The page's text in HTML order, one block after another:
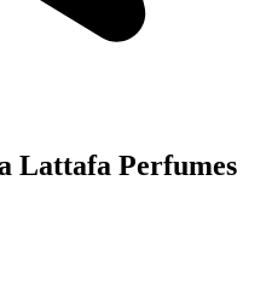
Lattafa Perfumes